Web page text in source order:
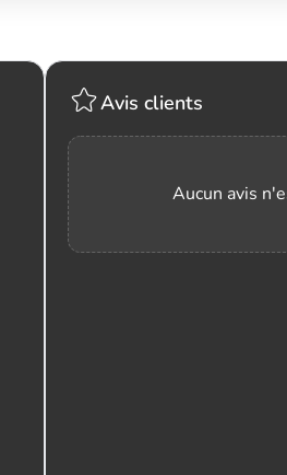
Avis clients
Aucun avis